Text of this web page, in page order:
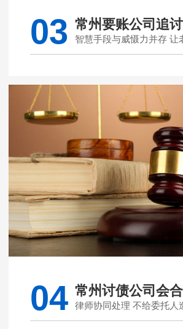
03 常州要账公司追
智慧手段与威慑力并存 让
04 常州讨债公司会
律师协同处理 不给委托人